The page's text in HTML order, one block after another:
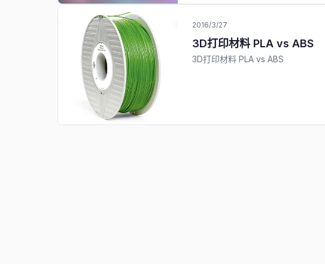
2016/3/27
3D打印材料 PLA vs ABS
3D打印材料 PLA vs ABS